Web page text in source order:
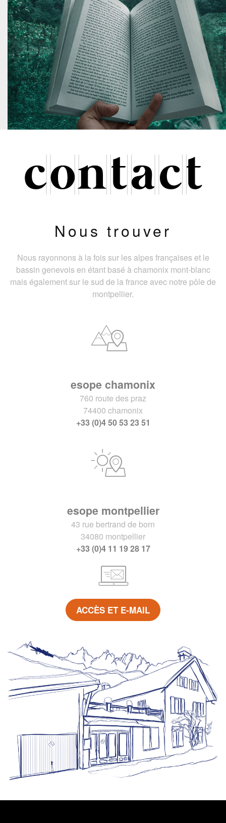
Nous trouver
Nous rayonnons à la fois sur les alpes françaises et le
bassin genevois en étant basé à chamonix mont-blanc
mais également sur le sud de la france avec notre pôle de
montpellier.
esope chamonix
760 route des praz
74400 chamonix
+33 (0)4 50 53 23 51
esope montpellier
43 rue bertrand de born
34080 montpellier
+33 (0)4 11 19 28 17
ACCÈS ET E-MAIL